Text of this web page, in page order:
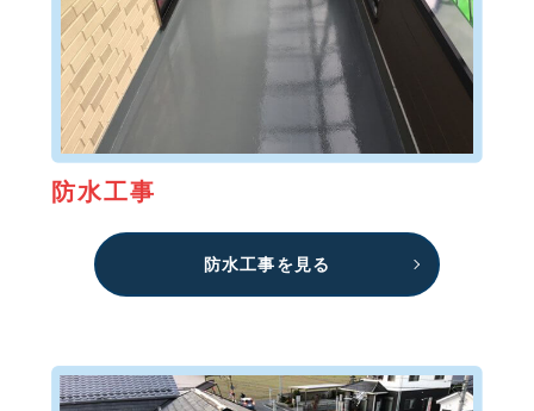
防水工事
防水工事を見る